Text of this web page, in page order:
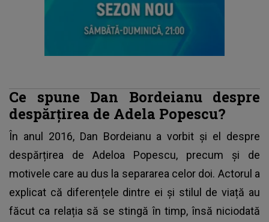
Ce spune Dan Bordeianu despre
despărțirea de Adela Popescu?
În anul 2016, Dan Bordeianu a vorbit și el despre
despărțirea de Adeloa Popescu, precum și de
motivele care au dus la separarea celor doi. Actorul a
explicat că diferențele dintre ei și stilul de viață au
făcut ca relația să se stingă în timp, însă niciodată